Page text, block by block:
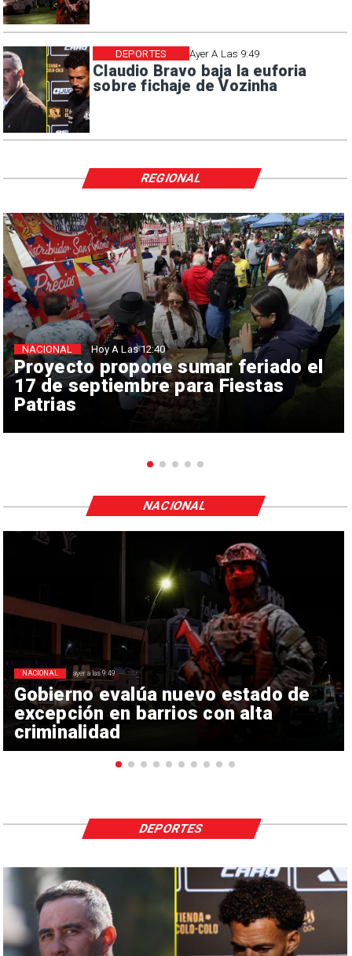
Ayer A Las 9:49
Claudio Bravo baja la euforia
sobre fichaje de Vozinha
DEPORTES
Proyecto propone sumar feriado el
17 de septiembre para Fiestas
Patrias
NACIONAL Hoy A Las 12:40
REGIONAL
Gobierno evalúa nuevo estado de
excepción en barrios con alta
criminalidad
NACIONAL ayer a las 9:49
NACIONAL
DEPORTES